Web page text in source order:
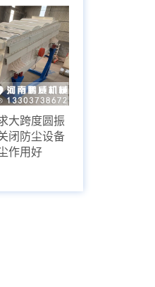
大跨度圆振
闭防尘设备
作用好